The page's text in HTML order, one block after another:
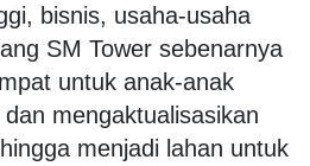
bisnis, usaha-usaha
SM Tower sebenarnya
untuk anak-anak
mengaktualisasikan
menjadi lahan untuk